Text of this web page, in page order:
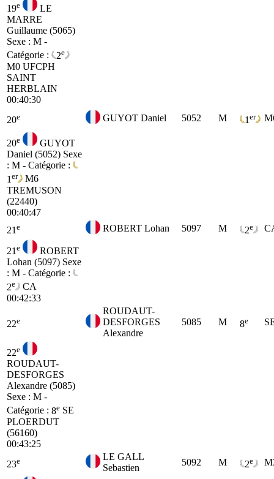
19e
LE
MARRE
Guillaume (5065)
Sexe : M -
Catégorie :
2e
M0 UFCPH
SAINT
HERBLAIN
00:40:30
20e GUYOT Daniel 5052 M 1 er
20e
GUYOT
Daniel (5052) Sexe
: M - Catégorie :
1 er
M6
TREMUSON
(22440)
00:40:47
21 e ROBERT Lohan 5097 M 2e
21 e
ROBERT
Lohan (5097) Sexe
: M - Catégorie :
2e
CA
00:42:33
22e
ROUDAUT-
DESFORGES
Alexandre
5085 M 8e
22e
ROUDAUT-
DESFORGES
Alexandre (5085)
Sexe : M -
Catégorie : 8e SE
PLOERDUT
(56160)
00:43:25
23e
LE GALL
Sebastien
5092 M 2e